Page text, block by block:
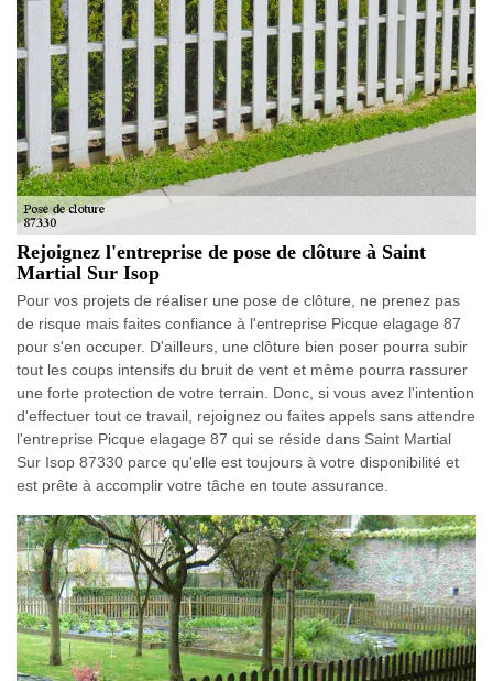
Rejoignez l'entreprise de pose de clôture à Saint
Martial Sur Isop
Pour vos projets de réaliser une pose de clôture, ne prenez pas
de risque mais faites confiance à l'entreprise Picque elagage 87
pour s'en occuper. D'ailleurs, une clôture bien poser pourra subir
tout les coups intensifs du bruit de vent et même pourra rassurer
une forte protection de votre terrain. Donc, si vous avez l'intention
d'effectuer tout ce travail, rejoignez ou faites appels sans attendre
l'entreprise Picque elagage 87 qui se réside dans Saint Martial
Sur Isop 87330 parce qu'elle est toujours à votre disponibilité et
est prête à accomplir votre tâche en toute assurance.